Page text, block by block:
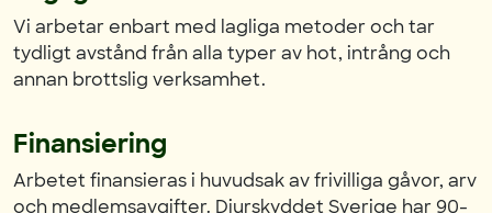
Vi arbetar enbart med lagliga metoder och tar
tydligt avstånd från alla typer av hot, intrång och
annan brottslig verksamhet.
Finansiering
Arbetet finansieras i huvudsak av frivilliga gåvor, arv
och medlemsavgifter. Djurskyddet Sverige har 90-